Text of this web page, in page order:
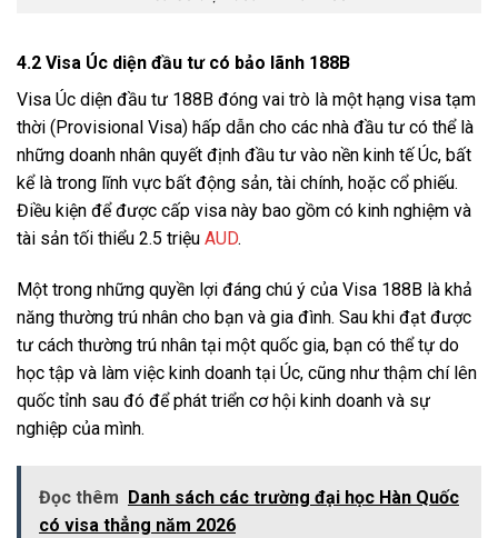
4.2 Visa Úc diện đầu tư có bảo lãnh 188B
Visa Úc diện đầu tư 188B đóng vai trò là một hạng visa tạm
thời (Provisional Visa) hấp dẫn cho các nhà đầu tư có thể là
những doanh nhân quyết định đầu tư vào nền kinh tế Úc, bất
kể là trong lĩnh vực bất động sản, tài chính, hoặc cổ phiếu.
Điều kiện để được cấp visa này bao gồm có kinh nghiệm và
tài sản tối thiểu 2.5 triệu AUD.
Một trong những quyền lợi đáng chú ý của Visa 188B là khả
năng thường trú nhân cho bạn và gia đình. Sau khi đạt được
tư cách thường trú nhân tại một quốc gia, bạn có thể tự do
học tập và làm việc kinh doanh tại Úc, cũng như thậm chí lên
quốc tỉnh sau đó để phát triển cơ hội kinh doanh và sự
nghiệp của mình.
Đọc thêm Danh sách các trường đại học Hàn Quốc
có visa thẳng năm 2026